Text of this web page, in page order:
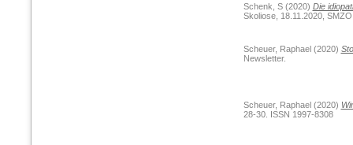
Schenk, S(2020) Die
Skoliose, 18.11.2020,
Scheuer, Raphael(2020)
Newsletter.
Scheuer, Raphael(2020)
28-30. ISSN 1997-8308